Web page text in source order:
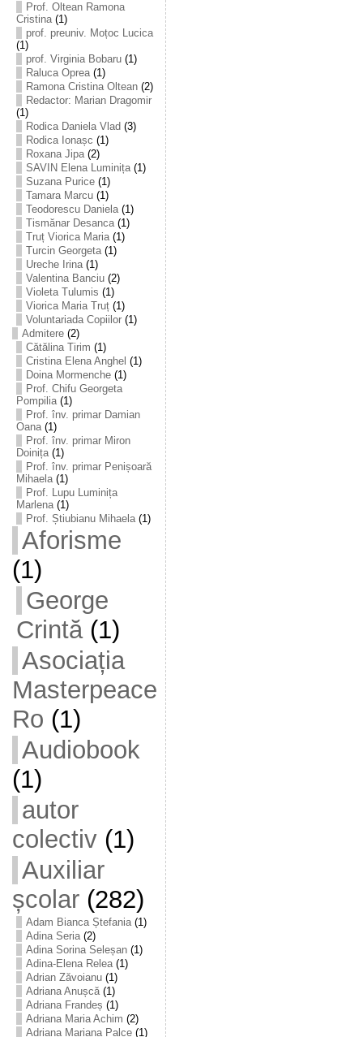
Prof. Oltean Ramona
Cristina(1)
prof. preuniv. Moțoc Lucica
(1)
prof. Virginia Bobaru(1)
Raluca Oprea(1)
Ramona Cristina Oltean(2)
Redactor: Marian Dragomir
(1)
Rodica Daniela Vlad (3)
Rodica Ionașc (1)
Roxana Jipa(2)
SAVIN Elena Luminița(1)
Suzana Purice(1)
Tamara Marcu(1)
Teodorescu Daniela(1)
Tismănar Desanca(1)
Truț Viorica Maria(1)
Turcin Georgeta(1)
Ureche Irina(1)
Valentina Banciu(2)
Violeta Tulumis (1)
Viorica Maria Truț(1)
Voluntariada Copiilor(1)
Admitere(2)
Cătălina Tirim (1)
Cristina Elena Anghel (1)
Doina Mormenche(1)
Prof. Chifu Georgeta
Pompilia(1)
Prof. înv. primar Damian
Oana(1)
Prof. înv. primar Miron
Doinița(1)
Prof. înv. primar Penișoară
Mihaela(1)
Prof. Lupu Luminița
Marlena(1)
Prof. Știubianu Mihaela(1)
Aforisme
(1)
George
Crintă(1)
Asociația
Masterpeace
Ro (1)
Audiobook
(1)
autor
colectiv(1)
Auxiliar
școlar(282)
Adam Bianca Ștefania(1)
Adina Seria(2)
Adina Sorina Seleșan(1)
Adina-Elena Relea(1)
Adrian Zăvoianu(1)
Adriana Anușcă(1)
Adriana Frandeș (1)
Adriana Maria Achim (2)
Adriana Mariana Palce(1)